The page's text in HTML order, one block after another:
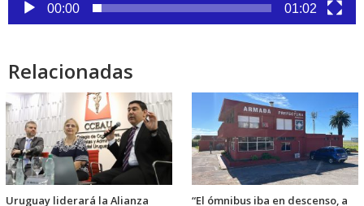
00:00 01:02
Relacionadas
Uruguay liderará la Alianza
“El ómnibus iba en descenso, a